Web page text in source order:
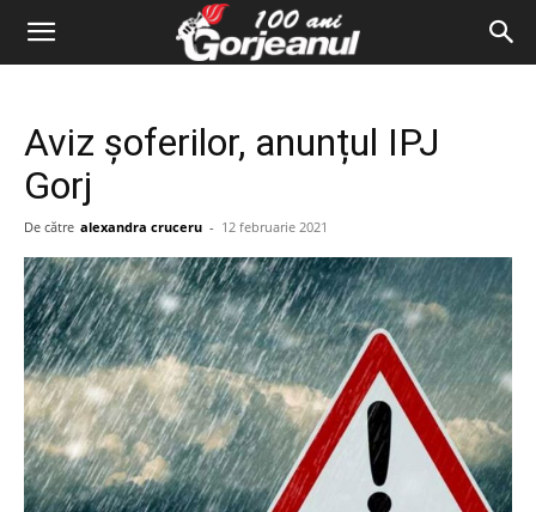
Aviz șoferilor, anunțul IPJ
Gorj
De către alexandra cruceru - 12 februarie 2021